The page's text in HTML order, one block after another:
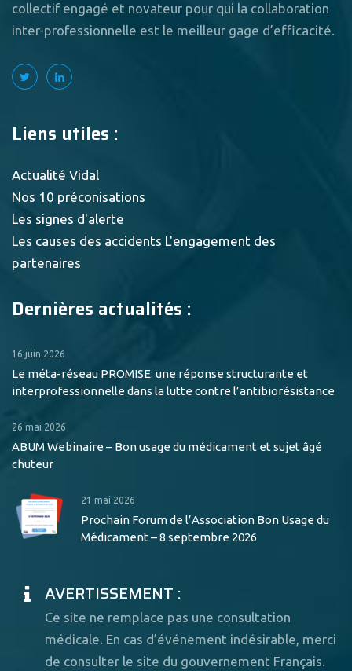
collectif engagé et novateur pour qui la collaboration
inter-professionnelle est le meilleur gage d’efficacité.
Liens utiles :
Actualité Vidal
Nos 10 préconisations
Les signes d'alerte
Les causes des accidents L'engagement des
partenaires
Dernières actualités :
16 juin 2026
Le méta-réseau PROMISE: une réponse structurante et
interprofessionnelle dans la lutte contre l’antibiorésistance
26 mai 2026
ABUM Webinaire – Bon usage du médicament et sujet âgé
chuteur
21 mai 2026
Prochain Forum de l’Association Bon Usage du
Médicament – 8 septembre 2026
AVERTISSEMENT :
Ce site ne remplace pas une consultation
médicale. En cas d’événement indésirable, merci
de consulter le site du gouvernement Français.